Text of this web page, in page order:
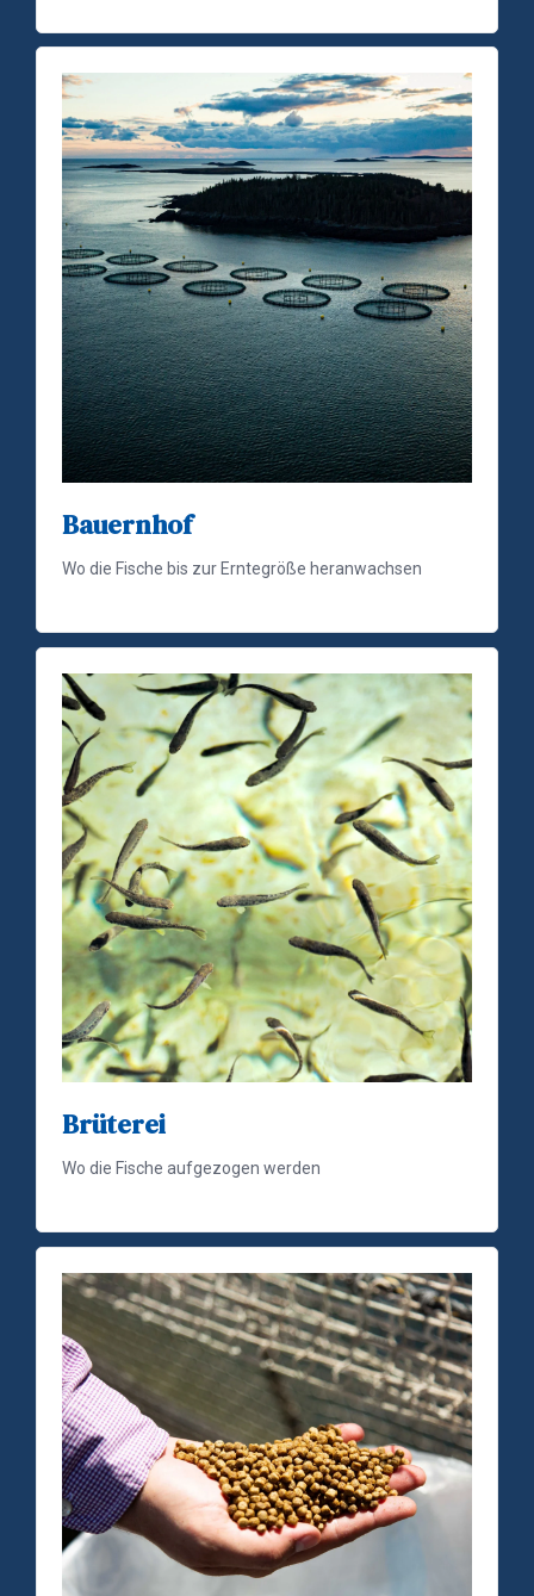
Bauernhof
Wo die Fische bis zur Erntegröße heranwachsen
Brüterei
Wo die Fische aufgezogen werden